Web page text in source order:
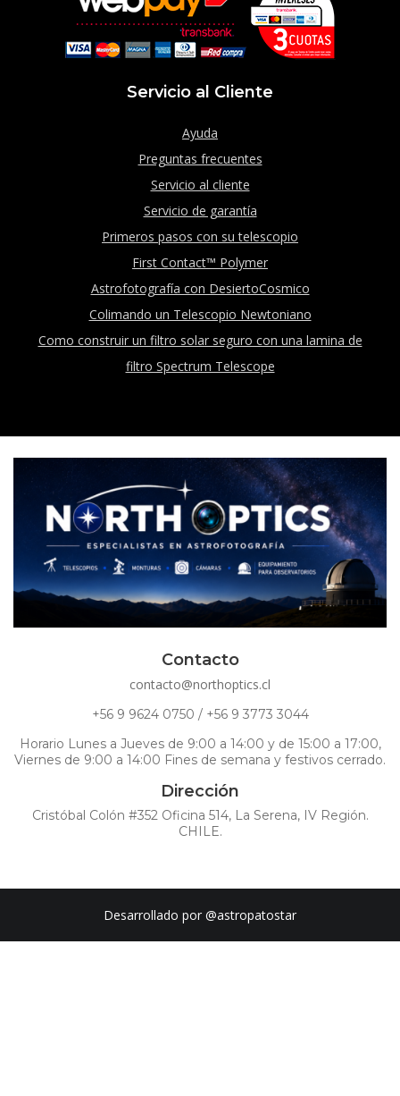
Servicio al Cliente
Ayuda
Preguntas frecuentes
Servicio al cliente
Servicio de garantía
Primeros pasos con su telescopio
First Contact™ Polymer
Astrofotografía con DesiertoCosmico
Colimando un Telescopio Newtoniano
Como construir un filtro solar seguro con una lamina de
filtro Spectrum Telescope
Contacto
contacto@northoptics.cl
+56 9 9624 0750 / +56 9 3773 3044
Horario Lunes a Jueves de 9:00 a 14:00 y de 15:00 a 17:00,
Viernes de 9:00 a 14:00 Fines de semana y festivos cerrado.
Dirección
Cristóbal Colón #352 Oficina 514, La Serena, IV Región.
CHILE.
Desarrollado por @astropatostar